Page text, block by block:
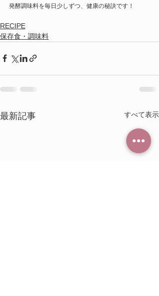
発酵調味料を毎日少しずつ、健康の秘訣です！
RECIPE
保存食・調味料
最新記事 すべて表示